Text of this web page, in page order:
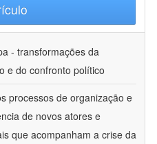
- transformações da
e do confronto político
processos de organização e
de novos atores e
que acompanham a crise da